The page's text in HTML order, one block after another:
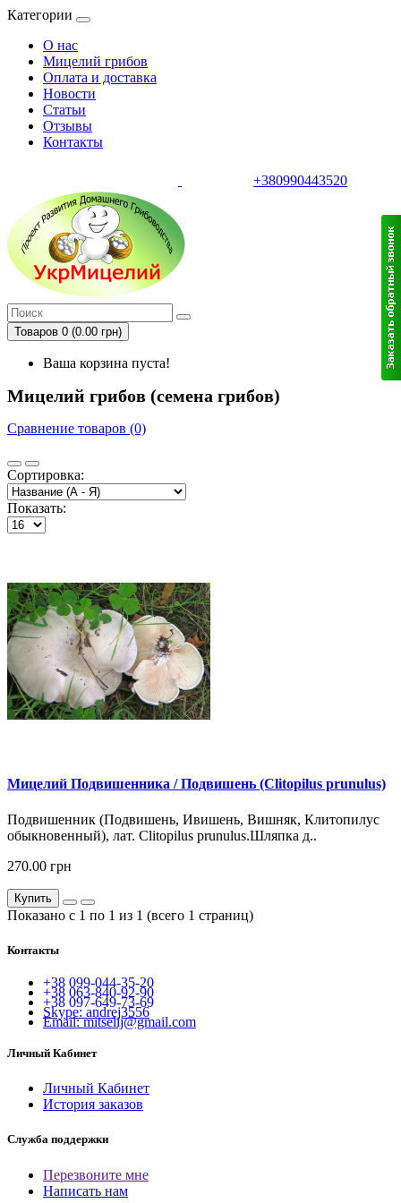
Категории
О нас
Мицелий грибов
Оплата и доставка
Новости
Статьи
Отзывы
Контакты
+380990443520
Товаров 0 (0.00 грн)
Ваша корзина пуста!
Мицелий грибов (семена грибов)
Сравнение товаров (0)
Сортировка:
Показать:
Мицелий Подвишенника / Подвишень (Clitopilus prunulus)
Подвишенник (Подвишень, Ивишень, Вишняк, Клитопилус
обыкновенный), лат. Clitopilus prunulus.Шляпка д..
270.00 грн
Купить
Показано с 1 по 1 из 1 (всего 1 страниц)
Контакты
+38 099-044-35-20
+38 063-840-92-90
+38 097-649-73-69
Skype: andrej3556
Email: mitselij@gmail.com
Личный Кабинет
Личный Кабинет
История заказов
Служба поддержки
Перезвоните мне
Написать нам